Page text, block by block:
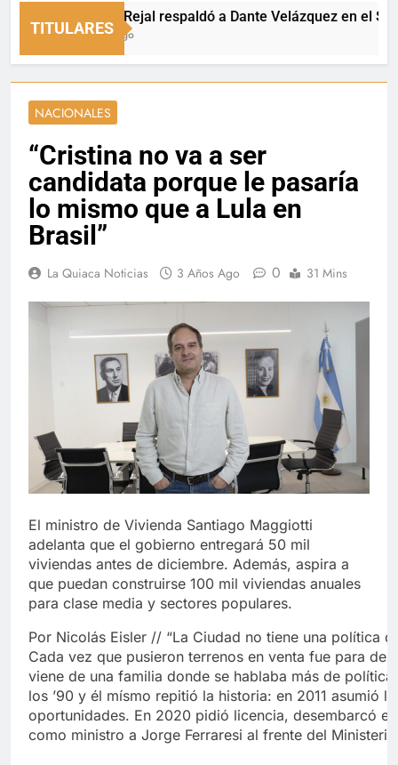
TITULARES
Fernando Rejal respaldó a Dante Velázquez en el
19 Minutos Ago
NACIONALES
“Cristina no va a ser
candidata porque le pasaría
lo mismo que a Lula en
Brasil”
La Quiaca Noticias 3 Años Ago 0 31 Mins
El ministro de Vivienda Santiago Maggiotti
adelanta que el gobierno entregará 50 mil
viviendas antes de diciembre. Además, aspira a
que puedan construirse 100 mil viviendas anuales
para clase media y sectores populares.
Por Nicolás Eisler // “La Ciudad no tiene una política
Cada vez que pusieron terrenos en venta fue para
viene de una familia donde se hablaba más de
los ’90 y él mísmo repitió la historia: en 2011 asumió
oportunidades. En 2020 pidió licencia, desembarcó
como ministro a Jorge Ferraresi al frente del